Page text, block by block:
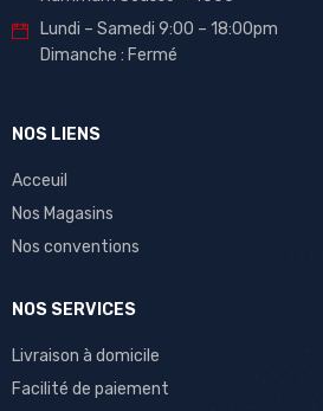
Lundi – Samedi 9:00 – 18:00pm
Dimanche : Fermé
NOS LIENS
Acceuil
Nos Magasins
Nos conventions
NOS SERVICES
Livraison à domicile
Facilité de paiement